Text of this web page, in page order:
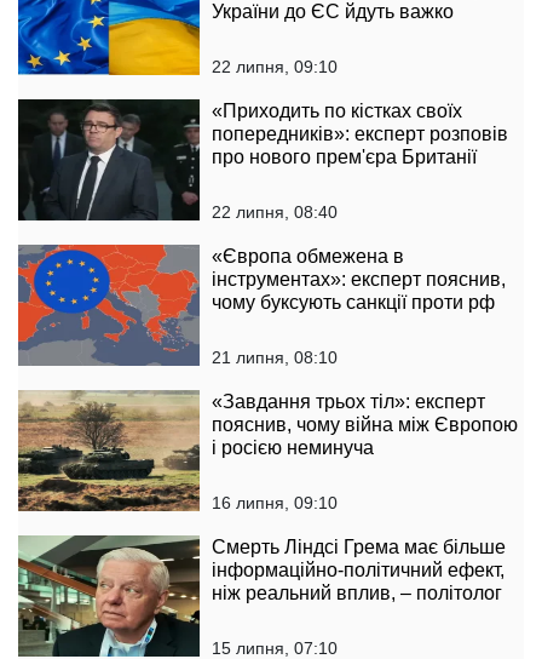
України до ЄС йдуть важко
22 липня, 09:10
«Приходить по кістках своїх
попередників»: експерт розповів
про нового прем'єра Британії
22 липня, 08:40
«Європа обмежена в
інструментах»: експерт пояснив,
чому буксують санкції проти рф
21 липня, 08:10
«Завдання трьох тіл»: експерт
пояснив, чому війна між Європою
і росією неминуча
16 липня, 09:10
Смерть Ліндсі Грема має більше
інформаційно-політичний ефект,
ніж реальний вплив, – політолог
15 липня, 07:10